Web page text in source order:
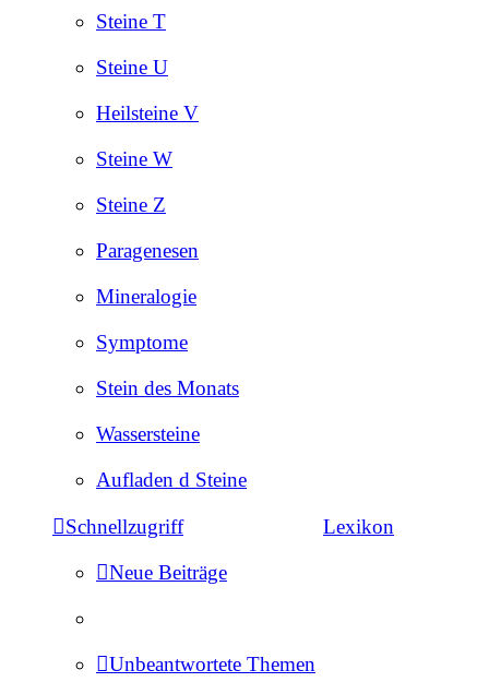
Steine T
Steine U
Heilsteine V
Steine W
Steine Z
Paragenesen
Mineralogie
Symptome
Stein des Monats
Wassersteine
Aufladen d Steine
Schnellzugriff
Neue Beiträge
Unbeantwortete Themen
Lexikon